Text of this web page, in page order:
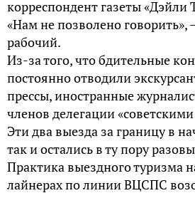
корреспондент газеты «Дэйли
«Нам не позволено говорить»,
рабочий.
Из-за того, что бдительные
постоянно отводили
прессы, иностранные
членов делегации
Эти два выезда за границу в
так и остались в ту пору
Практика выездного туризма
лайнерах по линии ВЦСПС